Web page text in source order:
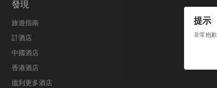
提示
非常抱
發現
旅遊指南
訂酒店
中國酒店
香港酒店
搵到更多酒店